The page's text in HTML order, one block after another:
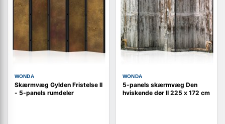
WONDA
Skærmvæg Gylden Fristelse II
- 5-panels rumdeler
WONDA
5-panels skærmvæg Den
hviskende dør II 225 x 172 cm